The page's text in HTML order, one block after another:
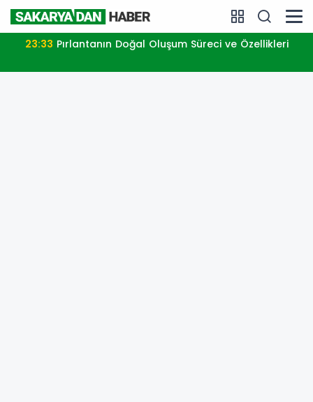
23:33 Pırlantanın Doğal Oluşum Süreci ve Özellikleri